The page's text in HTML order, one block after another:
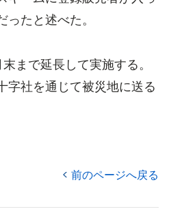
たと述べた。
まで延長して実施する。
字社を通じて被災地に送る
前のページへ戻る